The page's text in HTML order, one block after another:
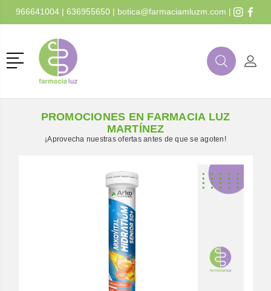
966641004 | 636955650 | botica@farmaciamluzm.com |
Menú
BuscarMi
PROMOCIONES EN FARMACIA LUZ
MARTÍNEZ
¡Aprovecha nuestras ofertas antes de que se agoten!